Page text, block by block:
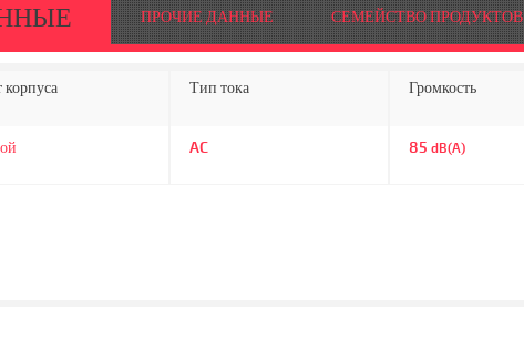
ПРОЧИЕ ДАННЫЕ СЕМЕЙСТВО ПРОДУКТОВ
корпуса Тип тока
AC
Громкость
85 dB(A)